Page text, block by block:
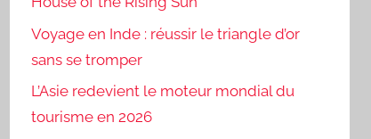
Voyage en Inde : réussir le triangle d’or
sans se tromper
L’Asie redevient le moteur mondial du
tourisme en 2026